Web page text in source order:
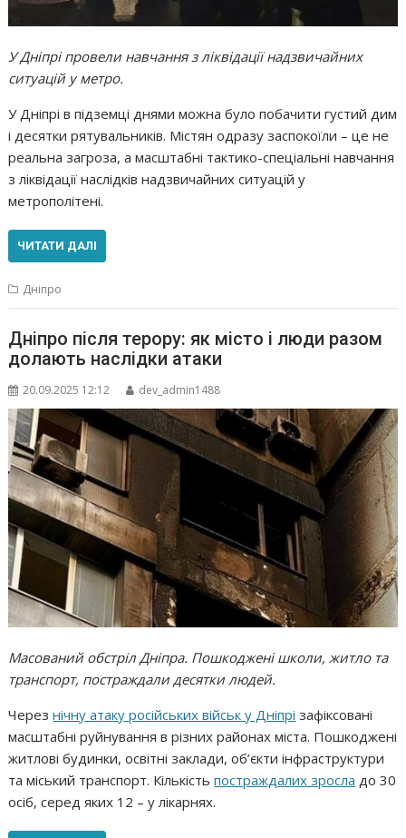
У Дніпрі провели навчання з ліквідації надзвичайних
ситуацій у метро.
У Дніпрі в підземці днями можна було побачити густий дим
і десятки рятувальників. Містян одразу заспокоїли – це не
реальна загроза, а масштабні тактико-спеціальні навчання
з ліквідації наслідків надзвичайних ситуацій у
метрополітені.
ЧИТАТИ ДАЛІ
Дніпро
Дніпро після терору: як місто і люди разом
долають наслідки атаки
20.09.2025 12:12 dev_admin1488
Масований обстріл Дніпра. Пошкоджені школи, житло та
транспорт, постраждали десятки людей.
Черезнічну атаку російських військ у Дніпрі зафіксовані
масштабні руйнування в різних районах міста. Пошкоджені
житлові будинки, освітні заклади, об’єкти інфраструктури
та міський транспорт. Кількістьпостраждалих зросла до 30
осіб, серед яких 12 – у лікарнях.